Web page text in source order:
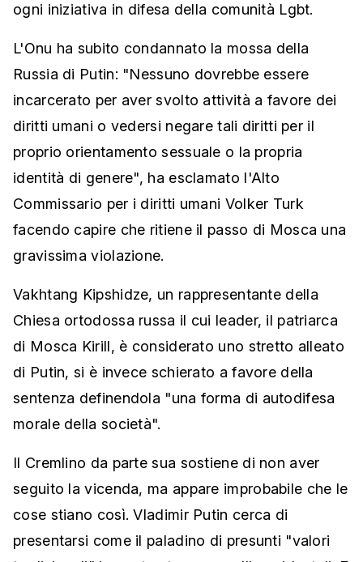
ogni iniziativa in difesa della comunità Lgbt.
L'Onu ha subito condannato la mossa della
Russia di Putin: "Nessuno dovrebbe essere
incarcerato per aver svolto attività a favore dei
diritti umani o vedersi negare tali diritti per il
proprio orientamento sessuale o la propria
identità di genere", ha esclamato l'Alto
Commissario per i diritti umani Volker Turk
facendo capire che ritiene il passo di Mosca una
gravissima violazione.
Vakhtang Kipshidze, un rappresentante della
Chiesa ortodossa russa il cui leader, il patriarca
di Mosca Kirill, è considerato uno stretto alleato
di Putin, si è invece schierato a favore della
sentenza definendola "una forma di autodifesa
morale della società".
Il Cremlino da parte sua sostiene di non aver
seguito la vicenda, ma appare improbabile che le
cose stiano così. Vladimir Putin cerca di
presentarsi come il paladino di presunti "valori